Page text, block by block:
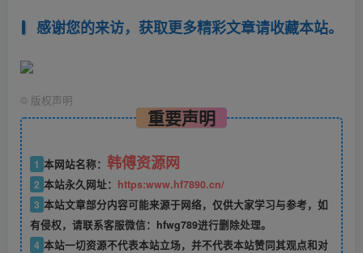
感谢您的来访，获取更多精彩文章请收藏本站。
© 版权声明
重要声明
1 本网站名称： 韩傅资源网
2 本站永久网址： https:www.hf7890.cn/
3 本站文章部分内容可能来源于网络，仅供大家学习与参考，如
有侵权，请联系客服微信：hfwg789进行删除处理。
4 本站一切资源不代表本站立场，并不代表本站赞同其观点和对